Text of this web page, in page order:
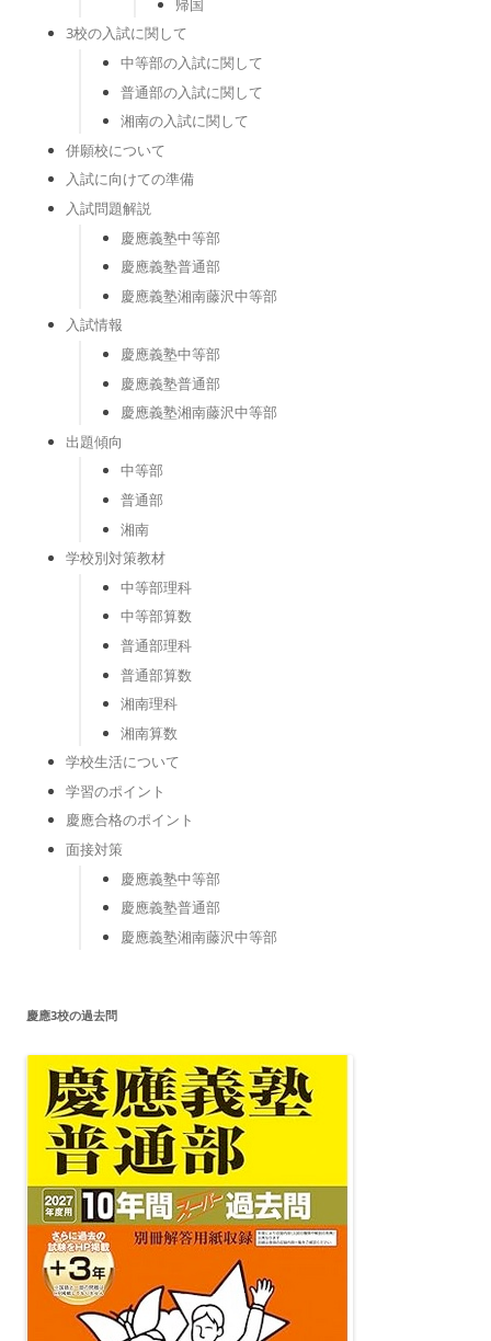
帰国
3校の入試に関して
中等部の入試に関して
普通部の入試に関して
湘南の入試に関して
併願校について
入試に向けての準備
入試問題解説
慶應義塾中等部
慶應義塾普通部
慶應義塾湘南藤沢中等部
入試情報
慶應義塾中等部
慶應義塾普通部
慶應義塾湘南藤沢中等部
出題傾向
中等部
普通部
湘南
学校別対策教材
中等部理科
中等部算数
普通部理科
普通部算数
湘南理科
湘南算数
学校生活について
学習のポイント
慶應合格のポイント
面接対策
慶應義塾中等部
慶應義塾普通部
慶應義塾湘南藤沢中等部
慶應3校の過去問